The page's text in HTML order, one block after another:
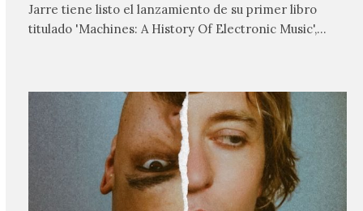
Jarre tiene listo el lanzamiento de su primer libro
titulado 'Machines: A History Of Electronic Music',